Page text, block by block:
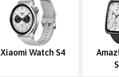
Xiaomi Watch S4